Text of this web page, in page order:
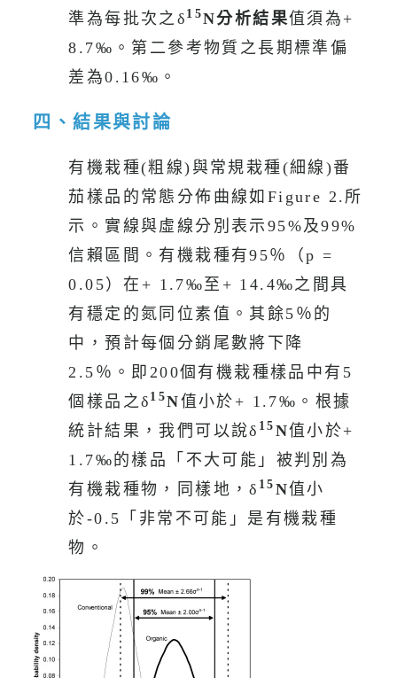
準為每批次之δ 15N分析結果值須為+
8.7‰。第二參考物質之長期標準偏
差為0.16‰。
四、結果與討論
有機栽種(粗線)與常規栽種(細線)番
茄樣品的常態分佈曲線如Figure 2.所
示。實線與虛線分別表示95%及99%
信賴區間。有機栽種有95％（p =
0.05）在+ 1.7‰至+ 14.4‰之間具
有穩定的氮同位素值。其餘5％的
中，預計每個分銷尾數將下降
2.5％。即200個有機栽種樣品中有5
個樣品之δ 15N值小於+ 1.7‰。根據
統計結果，我們可以說δ 15 N值小於+
1.7‰的樣品「不大可能」被判別為
有機栽種物，同樣地，δ 15 N值小
於-0.5「非常不可能」是有機栽種
物。